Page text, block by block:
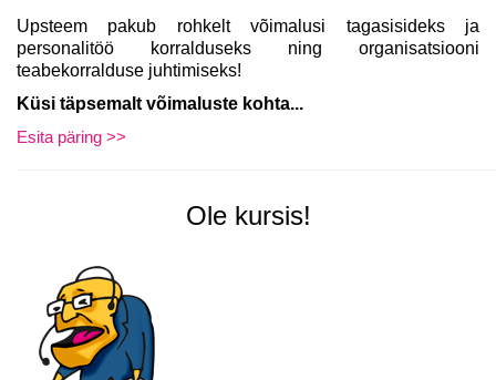
Upsteem pakub rohkelt võimalusi tagasisideks ja
personalitöö
korralduseks ning organisatsiooni
teabekorralduse juhtimiseks!
Küsi täpsemalt võimaluste kohta...
Esita päring >>
Ole kursis!